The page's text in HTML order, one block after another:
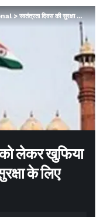
>स्वतंत्रता दिवस की सुरक्षा को लेकर खुफिया विभाग का अलर्ट: VVIP सुरक्षा के लिए विशेष बैठक आयोजित
को लेकर खुफिया
के लिए